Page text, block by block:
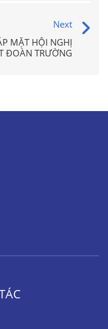
Next
MẶT HỘI NGHỊ
ĐOÀN TRƯỜNG